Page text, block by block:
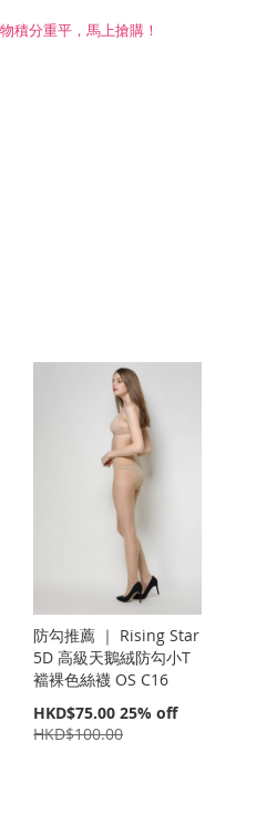
積分重平，馬上搶購！
防勾推薦 ｜ Rising Star
5D 高級天鵝絨防勾小T
襠裸色絲襪 OS C16
特
價
HKD$75.00 25% off
HKD$100.00